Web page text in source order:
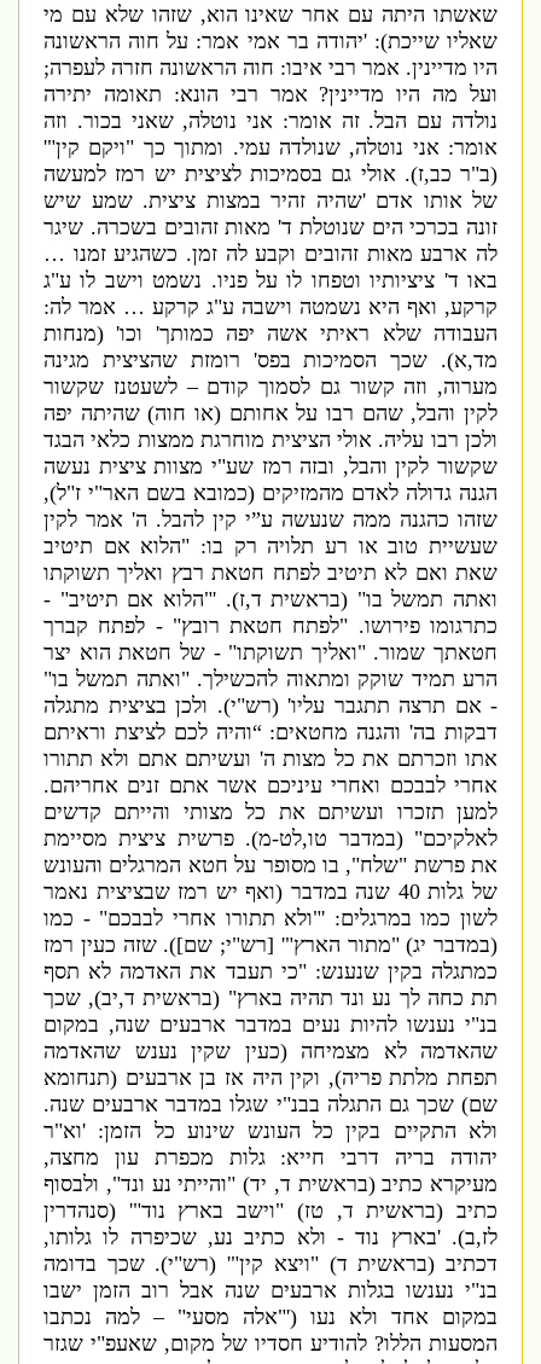
שאשתו היתה עם אחר שאינו הוא,שזהו שלא עם מי
שאליו שייכת): 'יהודה בר אמי אמר:על חוה הראשונה
היו מדיינין.אמר רבי איבו:חוה הראשונה חזרה לעפרה;
ועל מה היו מדיינין?אמר רבי הונא:תאומה יתירה
נולדה עם הבל.זה אומר:אני נוטלה,שאני בכור.וזה
אומר:אני נוטלה,שנולדה עמי.ומתוך כך"ויקם קין"'
"ר כב,ז).אולי גם בסמיכות לציצית יש רמז למעשה
של אותו אדם'שהיה זהיר במצות ציצית.שמע שיש
זונה בכרכי הים שנוטלת ד 'מאות זהובים בשכרה.שיגר
לה ארבע מאות זהובים וקבע לה זמן.כשהגיע זמנו …
באו ד 'ציציותיו וטפחו לו על פניו.נשמט וישב לו ע "ג
קרקע,ואף היא נשמטה וישבה ע "ג קרקע … אמר לה:
העבודה שלא ראיתי אשה יפה כמותך'וכו' ( מנחות
מד,א).שכך הסמיכות בפס'רומזת שהציצית מגינה
מערוה,וזה קשור גם לסמוך קודם – לשעטנז שקשור
לקין והבל,שהם רבו על אחותם(או חוה)שהיתה יפה
ולכן רבו עליה.אולי הציצית מוחרגת ממצות כלאי הבגד
שקשור לקין והבל,ובזה רמז שע"י מצוות ציצית נעשה
הגנה גדולה לאדם מהמזיקים(כמובא בשם האר"י ז" ל),
שזהו כהגנה ממה שנעשה ע”י קין להבל.ה 'אמר לקין
שעשיית טוב או רע תלויה רק בו : " הלוא אם תיטיב
שאת ואם לא תיטיב לפתח חטאת רבץ ואליך תשוקתו
ואתה תמשל בו " (בראשית ד ז). '" הלוא אם תיטיב" -
כתרגומו פירושו.
" לפתח חטאת רובץ" - לפתח קברך
חטאתך שמור.
"ואליך תשוקתו" - של חטאת הוא יצר
הרע תמיד שוקק ומתאוהלהכשילך.
"ואתה תמשל בו "
אם תרצה תתגבר עליו' (רש"י).ולכן בציצית מתגלה
דבקות בה'והגנה מחטאים: “ והיה לכם לציצת וראיתם
אתו וזכרתם את כל מצות ה 'ועשיתם אתם ולא תתורו
אחרי לבבכם ואחרי עיניכם אשר אתם זנים אחריהם.
למען תזכרו ועשיתם את כל מצותי והייתם קדשים
לאלקיכם" ( במדבר טו ,לט-מ).פרשית ציצית מסיימת
את פרשת"שלח",בו מסופר על חטא המרגלים והעונש
של גלות40 שנה במדבר(ואף יש רמז שבציצית נאמר
לשון כמו במרגלים: '
" ולא תתורו אחרי לבבכם" - כמו
במדבר יג ) "מתור הארץ"' [רש"י;שם]).שזה כעין רמז
כמתגלה בקין שנענש: " כי תעבד את האדמה לא תסף
תת כחה לך נע ונד תהיה בארץ" (בראשית ד, יב),שכך
"י נענשו להיות נעים במדבר ארבעים שנה,במקום
שהאדמה לא מצמיחה( כעין שקין נענש שהאדמה
תפחת מלתת פריה),וקין היה אז בן ארבעים(תנחומא
שם)שכך גם התגלה בבנ"י שגלו במדבר ארבעים שנה.
ולא התקיים בקין כל העונש שינוע כל הזמן: 'וא"ר
יהודה בריה דרבי חייא:גלות מכפרת עון מחצה,
מעיקרא כ תיב(בראשית ד ,יד ) "והייתי נע ונד",ולבסוף
כתיב( בראשית ד ,טז) " ישב בארץ נוד"' ( סנהדרין
,ב). 'בארץ נוד-ולא כתיב נע ,שכיפרה לו גלותו,
דכתיב(בראשית ד ) " ויצא קין"' (רש"י).שכך בדומה
"י נענשו בגלות ארבעים שנה אבל רוב הזמן ישבו
במקום אחד ולא נעו('"אלה מסעי" –למה נכתבו
המסעות הללו?להודיע חסדיו של מקום,שאעפ"י שגזר